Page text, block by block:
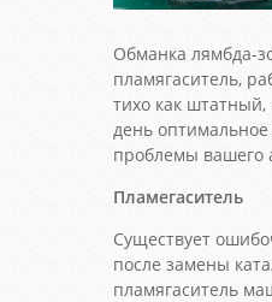
Обманка лямбда-
пламягаситель,
тихо как
день
проблемы вашего
Пламегаситель
Существует
после замены
пламягаситель